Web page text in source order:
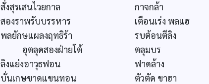
สั่งสุรเสนไวยกาล
กาจกล้า
สองราพรับบรรหาร
เตือนเร่ง พลแฮ
พลยักษแผลงฤทธิร้า
รบต้อนตีลิง
อุตลุดสองฝ่ายโต้
ตลุมบร
ลิงแย่งอาวุธฟอน
ฟาดล้าง
บั่นเกษขาดแขนทอน
ตัวตัด ขาฮา